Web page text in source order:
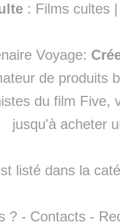
: Films cultes
Voyage:
de produits
du film Five,
jusqu'à acheter
listé dans la
? - Contacts -